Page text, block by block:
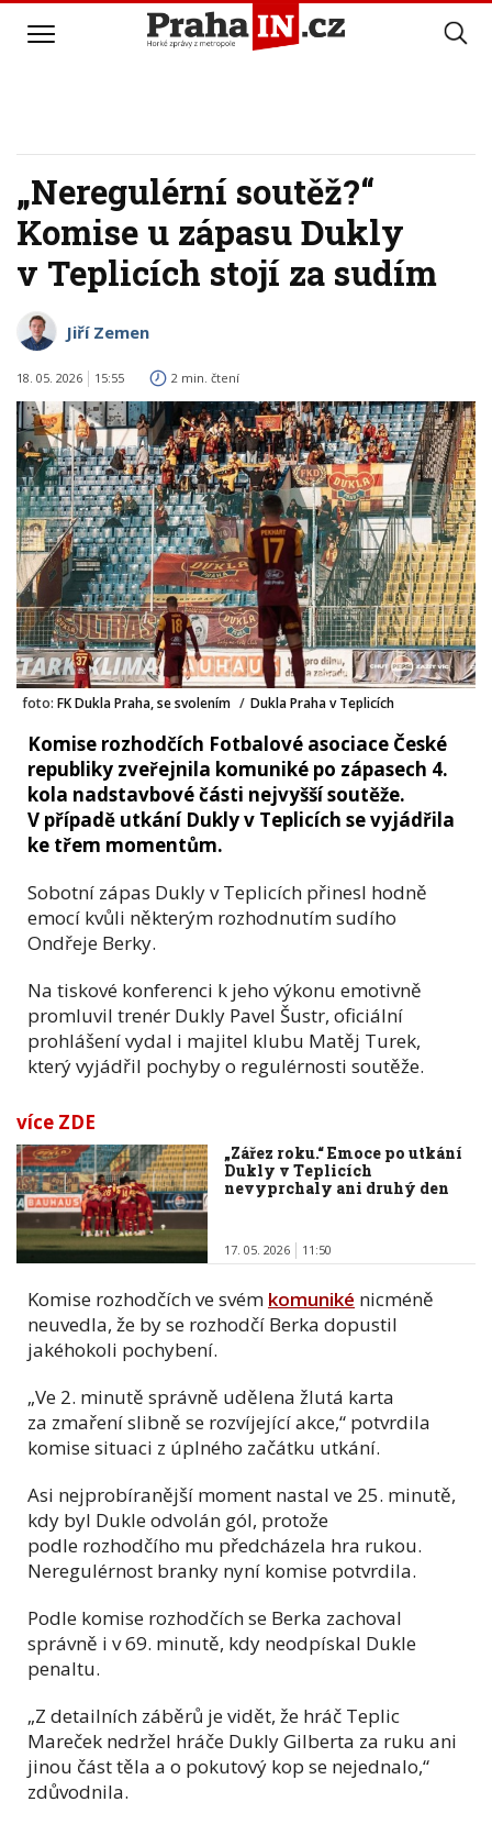
„Neregulérní soutěž?“
Komise u zápasu Dukly
v Teplicích stojí za sudím
Jiří Zemen
18. 05. 2026 15:55 2 min. čtení
foto: FK Dukla Praha, se svolením / Dukla Praha v Teplicích
Komise rozhodčích Fotbalové asociace České
republiky zveřejnila komuniké po zápasech 4.
kola nadstavbové části nejvyšší soutěže.
V případě utkání Dukly v Teplicích se vyjádřila
ke třem momentům.
Sobotní zápas Dukly v Teplicích přinesl hodně
emocí kvůli některým rozhodnutím sudího
Ondřeje Berky.
Na tiskové konferenci k jeho výkonu emotivně
promluvil trenér Dukly Pavel Šustr, oficiální
prohlášení vydal i majitel klubu Matěj Turek,
který vyjádřil pochyby o regulérnosti soutěže.
více ZDE
„Zářez roku.“ Emoce po utkání
Dukly v Teplicích
nevyprchaly ani druhý den
17. 05. 2026 11:50
Komise rozhodčích ve svém komuniké nicméně
neuvedla, že by se rozhodčí Berka dopustil
jakéhokoli pochybení.
„Ve 2. minutě správně udělena žlutá karta
za zmaření slibně se rozvíjející akce,“ potvrdila
komise situaci z úplného začátku utkání.
Asi nejprobíranější moment nastal ve 25. minutě,
kdy byl Dukle odvolán gól, protože
podle rozhodčího mu předcházela hra rukou.
Neregulérnost branky nyní komise potvrdila.
Podle komise rozhodčích se Berka zachoval
správně i v 69. minutě, kdy neodpískal Dukle
penaltu.
„Z detailních záběrů je vidět, že hráč Teplic
Mareček nedržel hráče Dukly Gilberta za ruku ani
jinou část těla a o pokutový kop se nejednalo,“
zdůvodnila.